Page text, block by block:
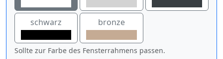
schwarz bronze
Sollte zur Farbe des Fensterrahmens passen.